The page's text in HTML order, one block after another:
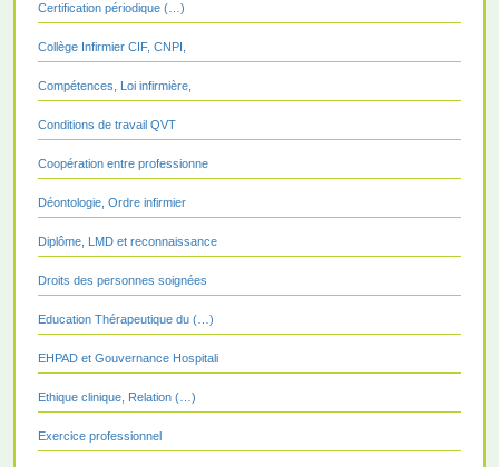
Certification périodique (…)
Collège Infirmier CIF, CNPI,
Compétences, Loi infirmière,
Conditions de travail QVT
Coopération entre professionne
Déontologie, Ordre infirmier
Diplôme, LMD et reconnaissance
Droits des personnes soignées
Education Thérapeutique du (…)
EHPAD et Gouvernance Hospitali
Ethique clinique, Relation (…)
Exercice professionnel